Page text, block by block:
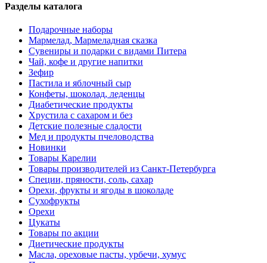
Разделы каталога
Подарочные наборы
Мармелад, Мармеладная сказка
Сувениры и подарки с видами Питера
Чай, кофе и другие напитки
Зефир
Пастила и яблочный сыр
Конфеты, шоколад, леденцы
Диабетические продукты
Хрустила с сахаром и без
Детские полезные сладости
Мед и продукты пчеловодства
Новинки
Товары Карелии
Товары производителей из Санкт-Петербурга
Специи, пряности, соль, сахар
Орехи, фрукты и ягоды в шоколаде
Сухофрукты
Орехи
Цукаты
Товары по акции
Диетические продукты
Масла, ореховые пасты, урбечи, хумус